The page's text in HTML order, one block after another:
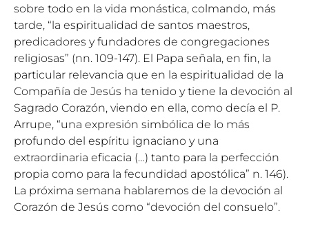
sobre todo en la vida monástica, colmando, más
tarde, “la espiritualidad de santos maestros,
predicadores y fundadores de congregaciones
religiosas” (nn. 109-147). El Papa señala, en fin, la
particular relevancia que en la espiritualidad de la
Compañía de Jesús ha tenido y tiene la devoción al
Sagrado Corazón, viendo en ella, como decía el P.
Arrupe, “una expresión simbólica de lo más
profundo del espíritu ignaciano y una
extraordinaria eficacia (…) tanto para la perfección
propia como para la fecundidad apostólica” n. 146).
La próxima semana hablaremos de la devoción al
Corazón de Jesús como “devoción del consuelo”.